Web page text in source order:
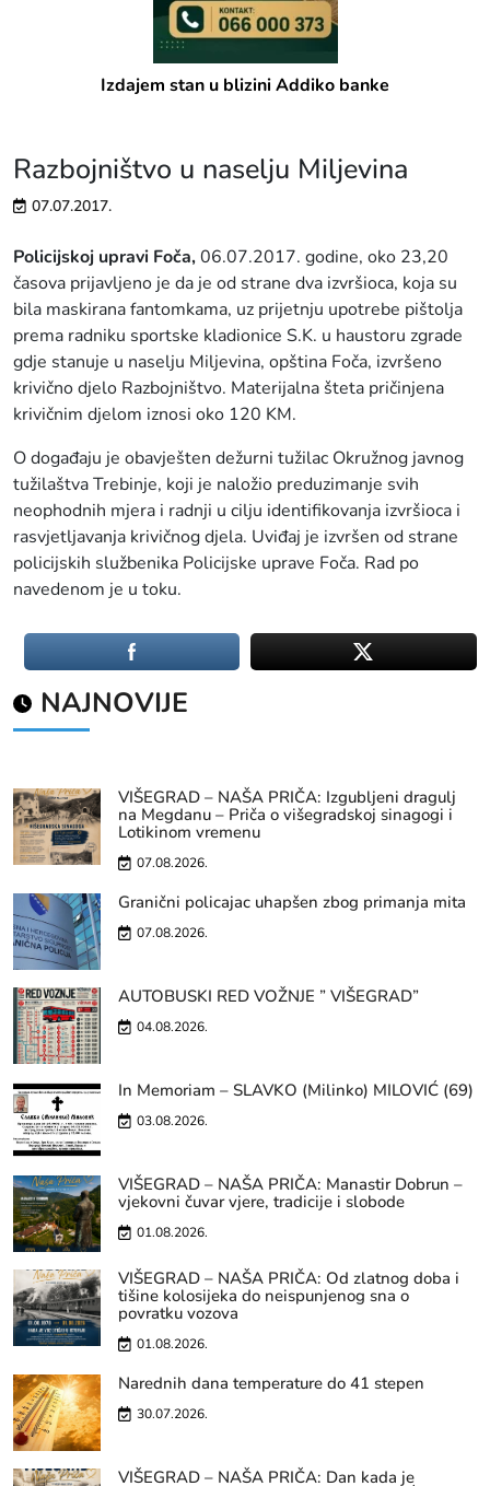
Izdajem stan u blizini Addiko banke
Razbojništvo u naselju Miljevina
07.07.2017.
Policijskoj upravi Foča,06.07.2017. godine, oko 23,20
časova prijavljeno je da je od strane dva izvršioca, koja su
bila maskirana fantomkama, uz prijetnju upotrebe pištolja
prema radniku sportske kladionice S.K. u haustoru zgrade
gdje stanuje u naselju Miljevina, opština Foča, izvršeno
krivično djelo Razbojništvo. Materijalna šteta pričinjena
krivičnim djelom iznosi oko 120 KM.
O događaju je obavješten dežurni tužilac Okružnog javnog
tužilaštva Trebinje, koji je naložio preduzimanje svih
neophodnih mjera i radnji u cilju identifikovanja izvršioca i
rasvjetljavanja krivičnog djela. Uviđaj je izvršen od strane
policijskih službenika Policijske uprave Foča. Rad po
navedenom je u toku.
NAJNOVIJE
VIŠEGRAD – NAŠA PRIČA: Izgubljeni dragulj
na Megdanu – Priča o višegradskoj sinagogi i
Lotikinom vremenu
07.08.2026.
Granični policajac uhapšen zbog primanja mita
07.08.2026.
AUTOBUSKI RED VOŽNJE ” VIŠEGRAD”
04.08.2026.
In Memoriam – SLAVKO (Milinko) MILOVIĆ (69)
03.08.2026.
VIŠEGRAD – NAŠA PRIČA: Manastir Dobrun –
vjekovni čuvar vjere, tradicije i slobode
01.08.2026.
VIŠEGRAD – NAŠA PRIČA: Od zlatnog doba i
tišine kolosijeka do neispunjenog sna o
povratku vozova
01.08.2026.
Narednih dana temperature do 41 stepen
30.07.2026.
VIŠEGRAD – NAŠA PRIČA: Dan kada je